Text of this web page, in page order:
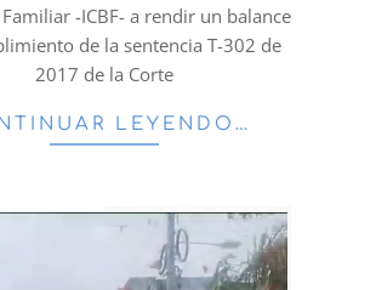
-ICBF- a rendir un balance
de la sentencia T-302 de
2017 de la Corte
LEYENDO…